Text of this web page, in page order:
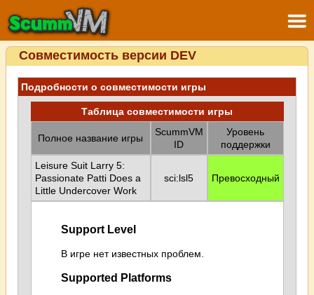
Совместимость версии DEV
Подробности о совместимости игры
Таблица совместимости игры
Полное название игры
ScummVM
ID
Уровень
поддержки
Leisure Suit Larry 5:
Passionate Patti Does a
Little Undercover Work
sci:lsl5 Превосходный
Support Level
В игре нет известных проблем.
Supported Platforms